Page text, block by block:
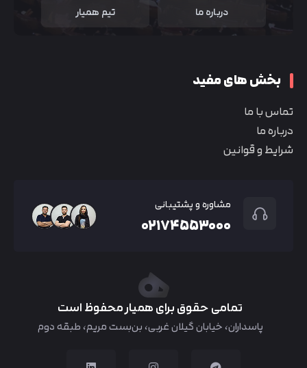
درباره ما تیم همیار
بخش های مفید
تماس با ما
درباره ما
شرایط و قوانین
مشاوره و پشتیبانی
۰۲۱۷۴۵۵۳۰۰۰
تمامی حقوق برای همیار محفوظ است
پاسداران، خیابان گیلان غربی، بن‌بست مریم، طبقه دوم